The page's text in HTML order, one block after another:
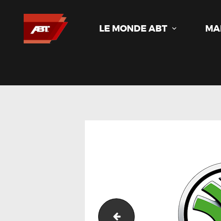
LE MONDE ABT
Volkswagen